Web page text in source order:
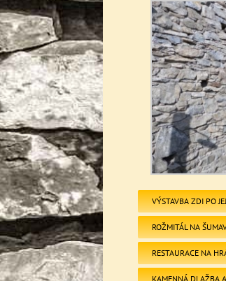
VÝSTAVBA ZDI PO
ROŽMITÁL NA
RESTAURACE NA
KAMENNÁ DLAŽBA